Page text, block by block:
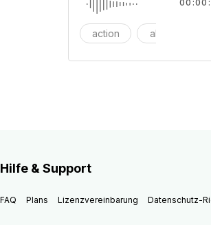
action abenteuer
Hilfe & Support
FAQ Plans Lizenzvereinbarung Datenschutz-